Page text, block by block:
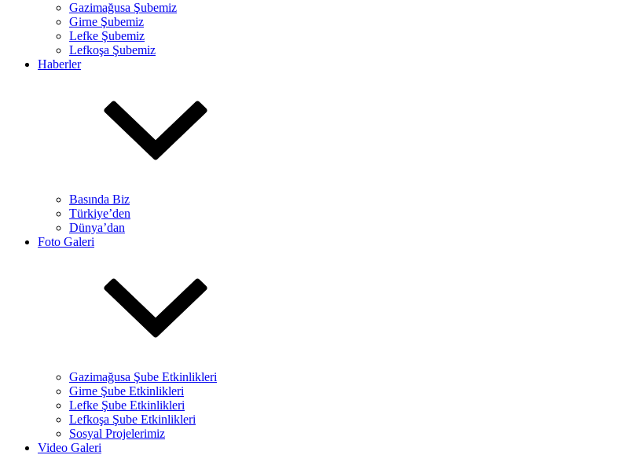
Gazimağusa Şubemiz
Girne Şubemiz
Lefke Şubemiz
Lefkoşa Şubemiz
Haberler
Basında Biz
Türkiye’den
Dünya’dan
Foto Galeri
Gazimağusa Şube Etkinlikleri
Girne Şube Etkinlikleri
Lefke Şube Etkinlikleri
Lefkoşa Şube Etkinlikleri
Sosyal Projelerimiz
Video Galeri